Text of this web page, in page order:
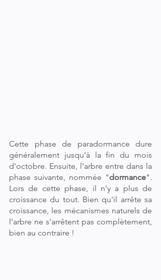
Cette phase de paradormance dure
généralement jusqu'à la fin du mois
d'octobre. Ensuite, l'arbre entre dans la
phase suivante, nommée "dormance".
Lors de cette phase, il n'y a plus de
croissance du tout. Bien qu'il arrête sa
croissance, les mécanismes naturels de
l'arbre ne s'arrêtent pas complètement,
bien au contraire !